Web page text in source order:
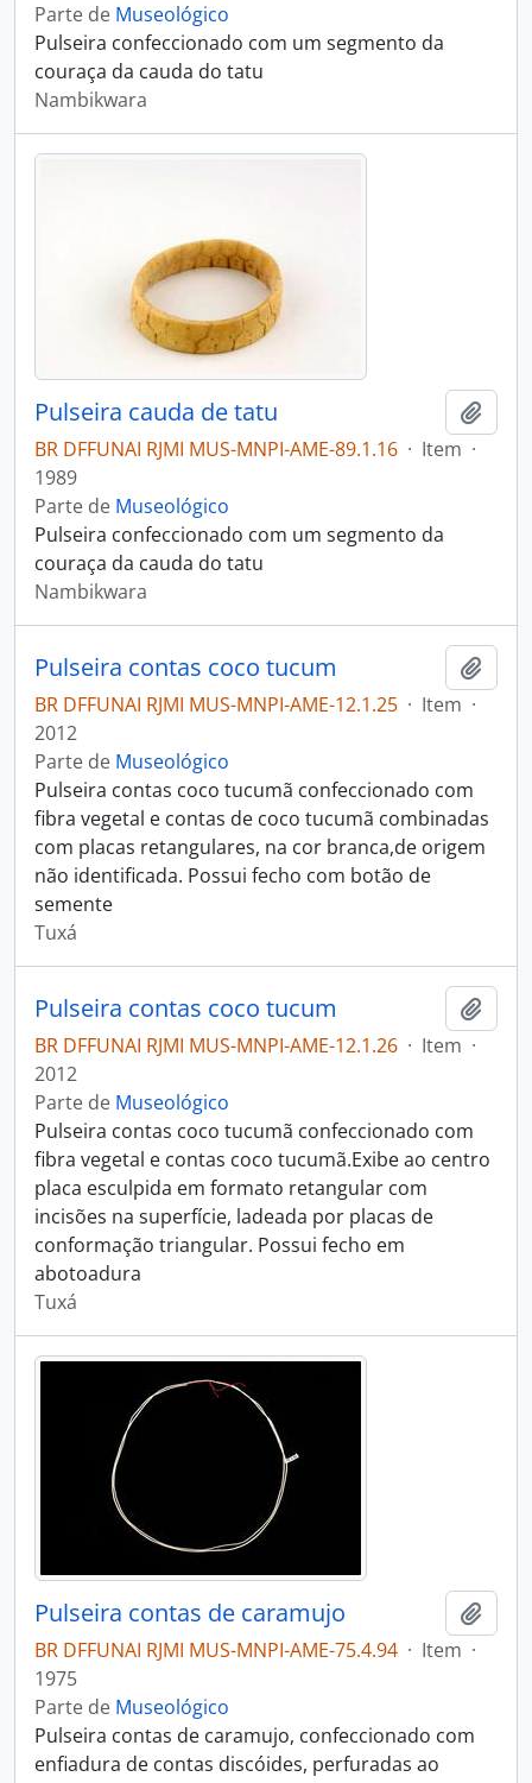
Parte de Museológico
Pulseira confeccionado com um segmento da
couraça da cauda do tatu
Nambikwara
Pulseira cauda de tatu
BR DFFUNAI RJMI MUS-MNPI-AME-89.1.16 · Item ·
1989
Parte de Museológico
Pulseira confeccionado com um segmento da
couraça da cauda do tatu
Nambikwara
Pulseira contas coco tucum
BR DFFUNAI RJMI MUS-MNPI-AME-12.1.25 · Item ·
2012
Parte de Museológico
Pulseira contas coco tucumã confeccionado com
fibra vegetal e contas de coco tucumã combinadas
com placas retangulares, na cor branca,de origem
não identificada. Possui fecho com botão de
semente
Tuxá
Pulseira contas coco tucum
BR DFFUNAI RJMI MUS-MNPI-AME-12.1.26 · Item ·
2012
Parte de Museológico
Pulseira contas coco tucumã confeccionado com
fibra vegetal e contas coco tucumã.Exibe ao centro
placa esculpida em formato retangular com
incisões na superfície, ladeada por placas de
conformação triangular. Possui fecho em
abotoadura
Tuxá
Pulseira contas de caramujo
BR DFFUNAI RJMI MUS-MNPI-AME-75.4.94 · Item ·
1975
Parte de Museológico
Pulseira contas de caramujo, confeccionado com
enfiadura de contas discóides, perfuradas ao